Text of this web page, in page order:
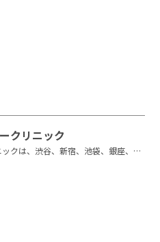
クリニック
クは、渋谷、新宿、池袋、銀座、大